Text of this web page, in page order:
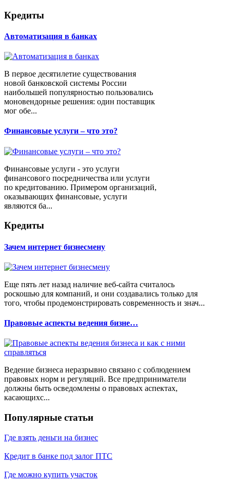
Кредиты
Автоматизация в банках
В первое десятилетие существования
новой банковской системы России
наибольшей популярностью пользовались
моновендорные решения: один поставщик
мог обе...
Финансовые услуги – что это?
Финансовые услуги - это услуги
финансового посредничества или услуги
по кредитованию. Примером организаций,
оказывающих финансовые, услуги
являются ба...
Кредиты
Зачем интернет бизнесмену
Еще пять лет назад наличие веб-сайта считалось
роскошью для компаний, и они создавались только для
того, чтобы продемонстрировать современность и знач...
Правовые аспекты ведения бизне…
Ведение бизнеса неразрывно связано с соблюдением
правовых норм и регуляций. Все предприниматели
должны быть осведомлены о правовых аспектах,
касающихс...
Популярные статьи
Где взять деньги на бизнес
Кредит в банке под залог ПТС
Где можно купить участок